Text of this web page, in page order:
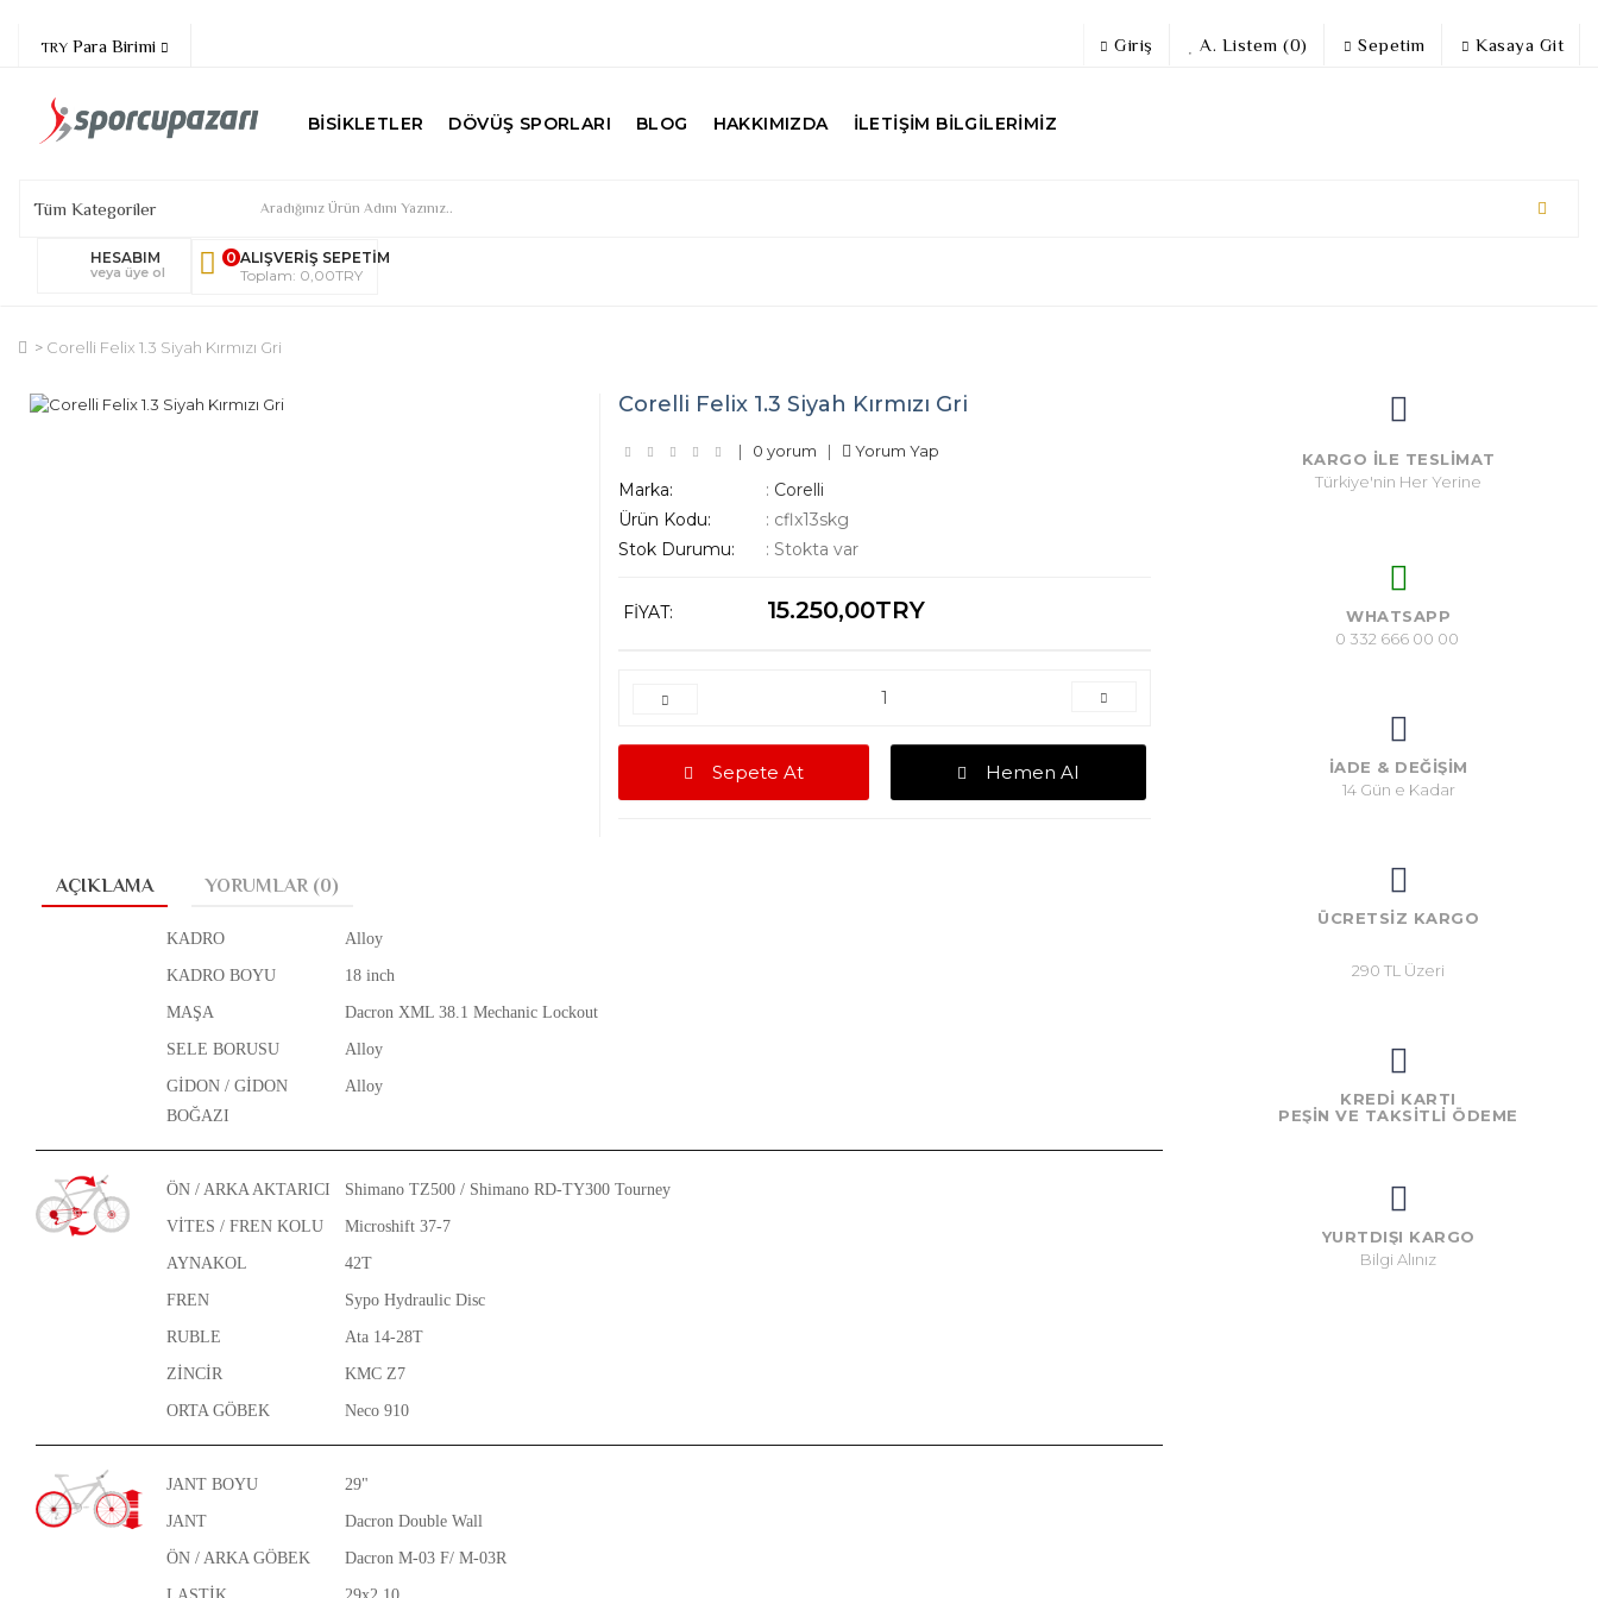
TRY Para Birimi Giriş A. Listem (0) Sepetim Kasaya Git
BISIKLETLER DÖVÜŞ SPORLARI BLOG HAKKIMIZDA İLETIŞIM BILGILERIMIZ
HESABIM
veya üye ol
ALIŞVERIŞ SEPETIM
0
Toplam: 0,00TRY
Corelli Felix 1.3 Siyah Kırmızı Gri
Corelli Felix 1.3 Siyah Kırmızı Gri
| 0 yorum | Yorum Yap
Marka: : Corelli
Ürün Kodu:
: cflx13skg
Stok Durumu:
: Stokta var
FIYAT: 15.250,00TRY
Sepete At Hemen Al
AÇIKLAMA YORUMLAR (0)
KADRO Alloy
KADRO BOYU 18 inch
MAŞA Dacron XML 38.1 Mechanic Lockout
SELE BORUSU Alloy
GİDON / GİDON
BOĞAZI
Alloy
ÖN / ARKA AKTARICI Shimano TZ500 / Shimano RD-TY300 Tourney
VİTES / FREN KOLU Microshift 37-7
AYNAKOL 42T
FREN Sypo Hydraulic Disc
RUBLE Ata 14-28T
ZİNCİR KMC Z7
ORTA GÖBEK Neco 910
JANT BOYU 29"
JANT Dacron Double Wall
ÖN / ARKA GÖBEK Dacron M-03 F/ M-03R
KARGO İLE TESLİMAT
Türkiye'nin Her Yerine
WHATSAPP
0 332 666 00 00
İADE & DEĞİŞİM
14 Gün e Kadar
ÜCRETSİZ KARGO
290 TL Üzeri
KREDİ KARTI
PEŞIN VE TAKSITLI ÖDEME
YURTDIŞI KARGO
Bilgi Alınız